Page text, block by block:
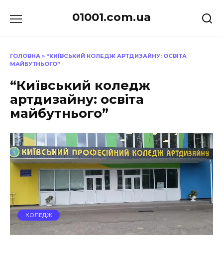
до
01001.com.ua
ГОЛОВНА » “КИЇВСЬКИЙ КОЛЕДЖ АРТДИЗАЙНУ: ОСВІТА
МАЙБУТНЬОГО”
“Київський коледж
артдизайну: освіта
майбутнього”
КОЛЕДЖ